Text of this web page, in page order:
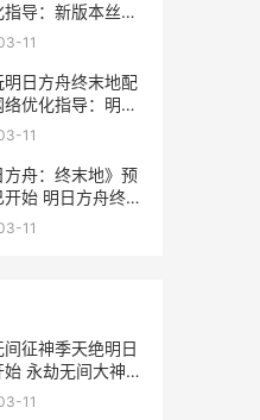
导：新版本丝路
法策略一文掌握
11
明日方舟终末地配
络优化指导：明日
地上线倒计时2
11
方舟：终末地》预
始 明日方舟终末
11
间征神季天绝明日
始 永劫无间大神活
11